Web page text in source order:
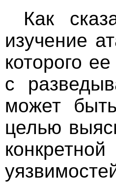
Как
изучение
которого
с
может
целью